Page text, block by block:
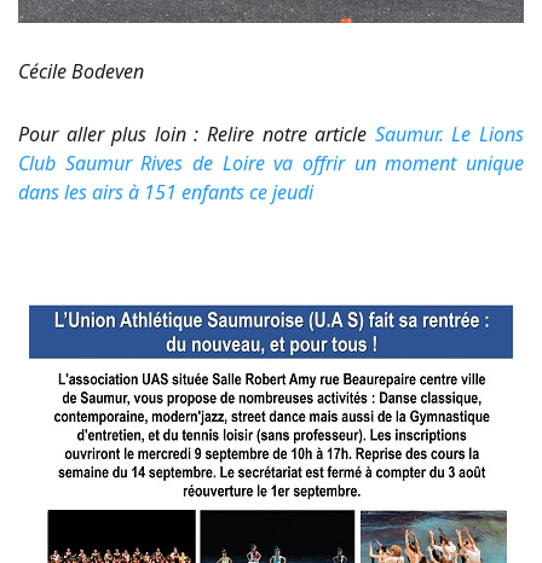
Cécile Bodeven
Pour aller plus loin : Relire notre article Saumur. Le Lions
Club Saumur Rives de Loire va offrir un moment unique
dans les airs à 151 enfants ce jeudi